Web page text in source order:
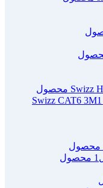
1
1 محصول